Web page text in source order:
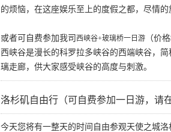
的烦恼，在这座娱乐至上的度假之都，尽情的
或者可自费参加我司 西峡谷+玻璃桥一日游 （价
西峡谷是漫长的科罗拉多峡谷的西端峡谷，
璃走廊，供大家感受峡谷的高度与刺激。
洛杉矶自由行（可自费参加一日游，请
今天您将有一整天的时间自由参观天使之城